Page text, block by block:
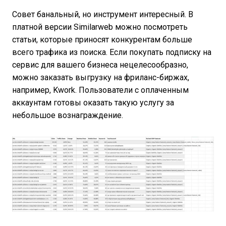
Совет банальный, но инструмент интересный. В
платной версии Similarweb можно посмотреть
статьи, которые приносят конкурентам больше
всего трафика из поиска. Если покупать подписку на
сервис для вашего бизнеса нецелесообразно,
можно заказать выгрузку на фриланс-биржах,
например, Kwork. Пользователи с оплаченным
аккаунтам готовы оказать такую услугу за
небольшое вознаграждение.